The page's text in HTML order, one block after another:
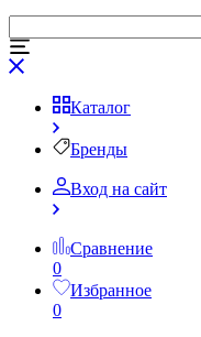
Каталог
Бренды
Вход на сайт
Сравнение
0
Избранное
0